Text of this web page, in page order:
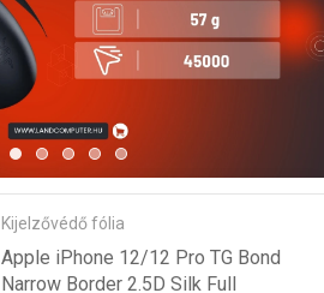
Kijelzővédő fólia
Apple iPhone 12/12 Pro TG Bond
Narrow Border 2.5D Silk Full